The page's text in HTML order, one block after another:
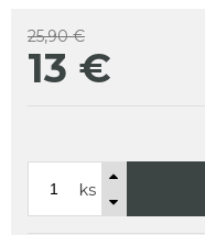
25,90 €
13 €
ks